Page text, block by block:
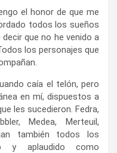
el honor de que me
todos los sueños
que no he venido a
los personajes que
caía el telón, pero
en mí, dispuestos a
les sucedieron. Fedra,
Medea, Merteuil,
también todos los
y aplaudido como